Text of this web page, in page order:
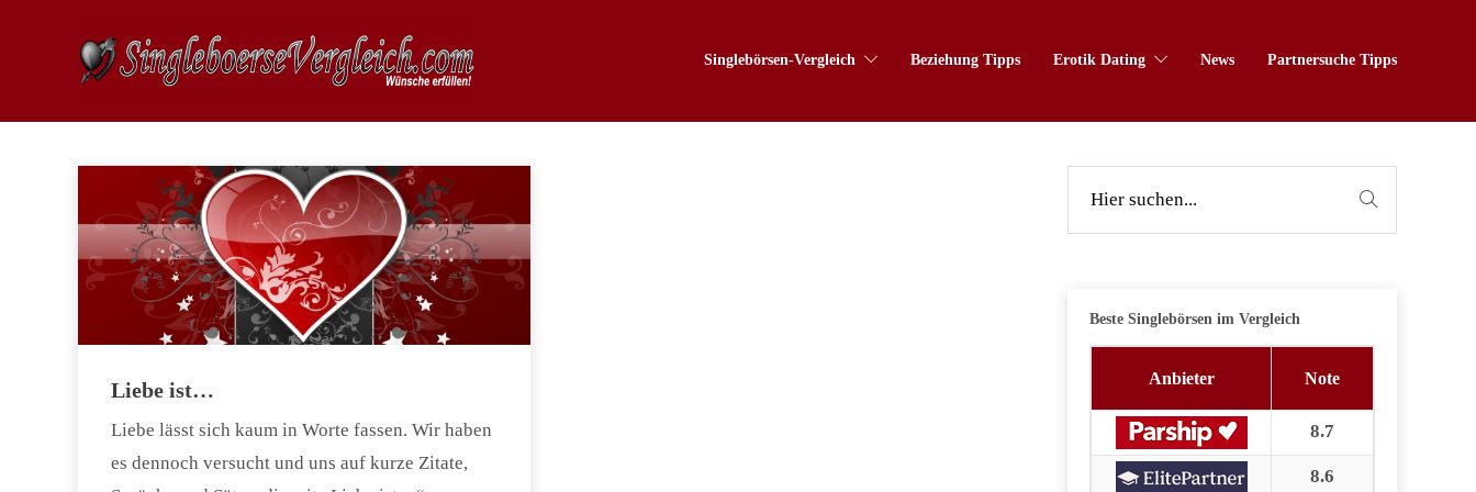
Singlebörsen-Vergleich Beziehung Tipps Erotik Dating News Partnersuche Tipps
Liebe ist…
Liebe lässt sich kaum in Worte fassen. Wir haben
es dennoch versucht und uns auf kurze Zitate,
Beste Singlebörsen im Vergleich
Anbieter Note
8.7
8.6